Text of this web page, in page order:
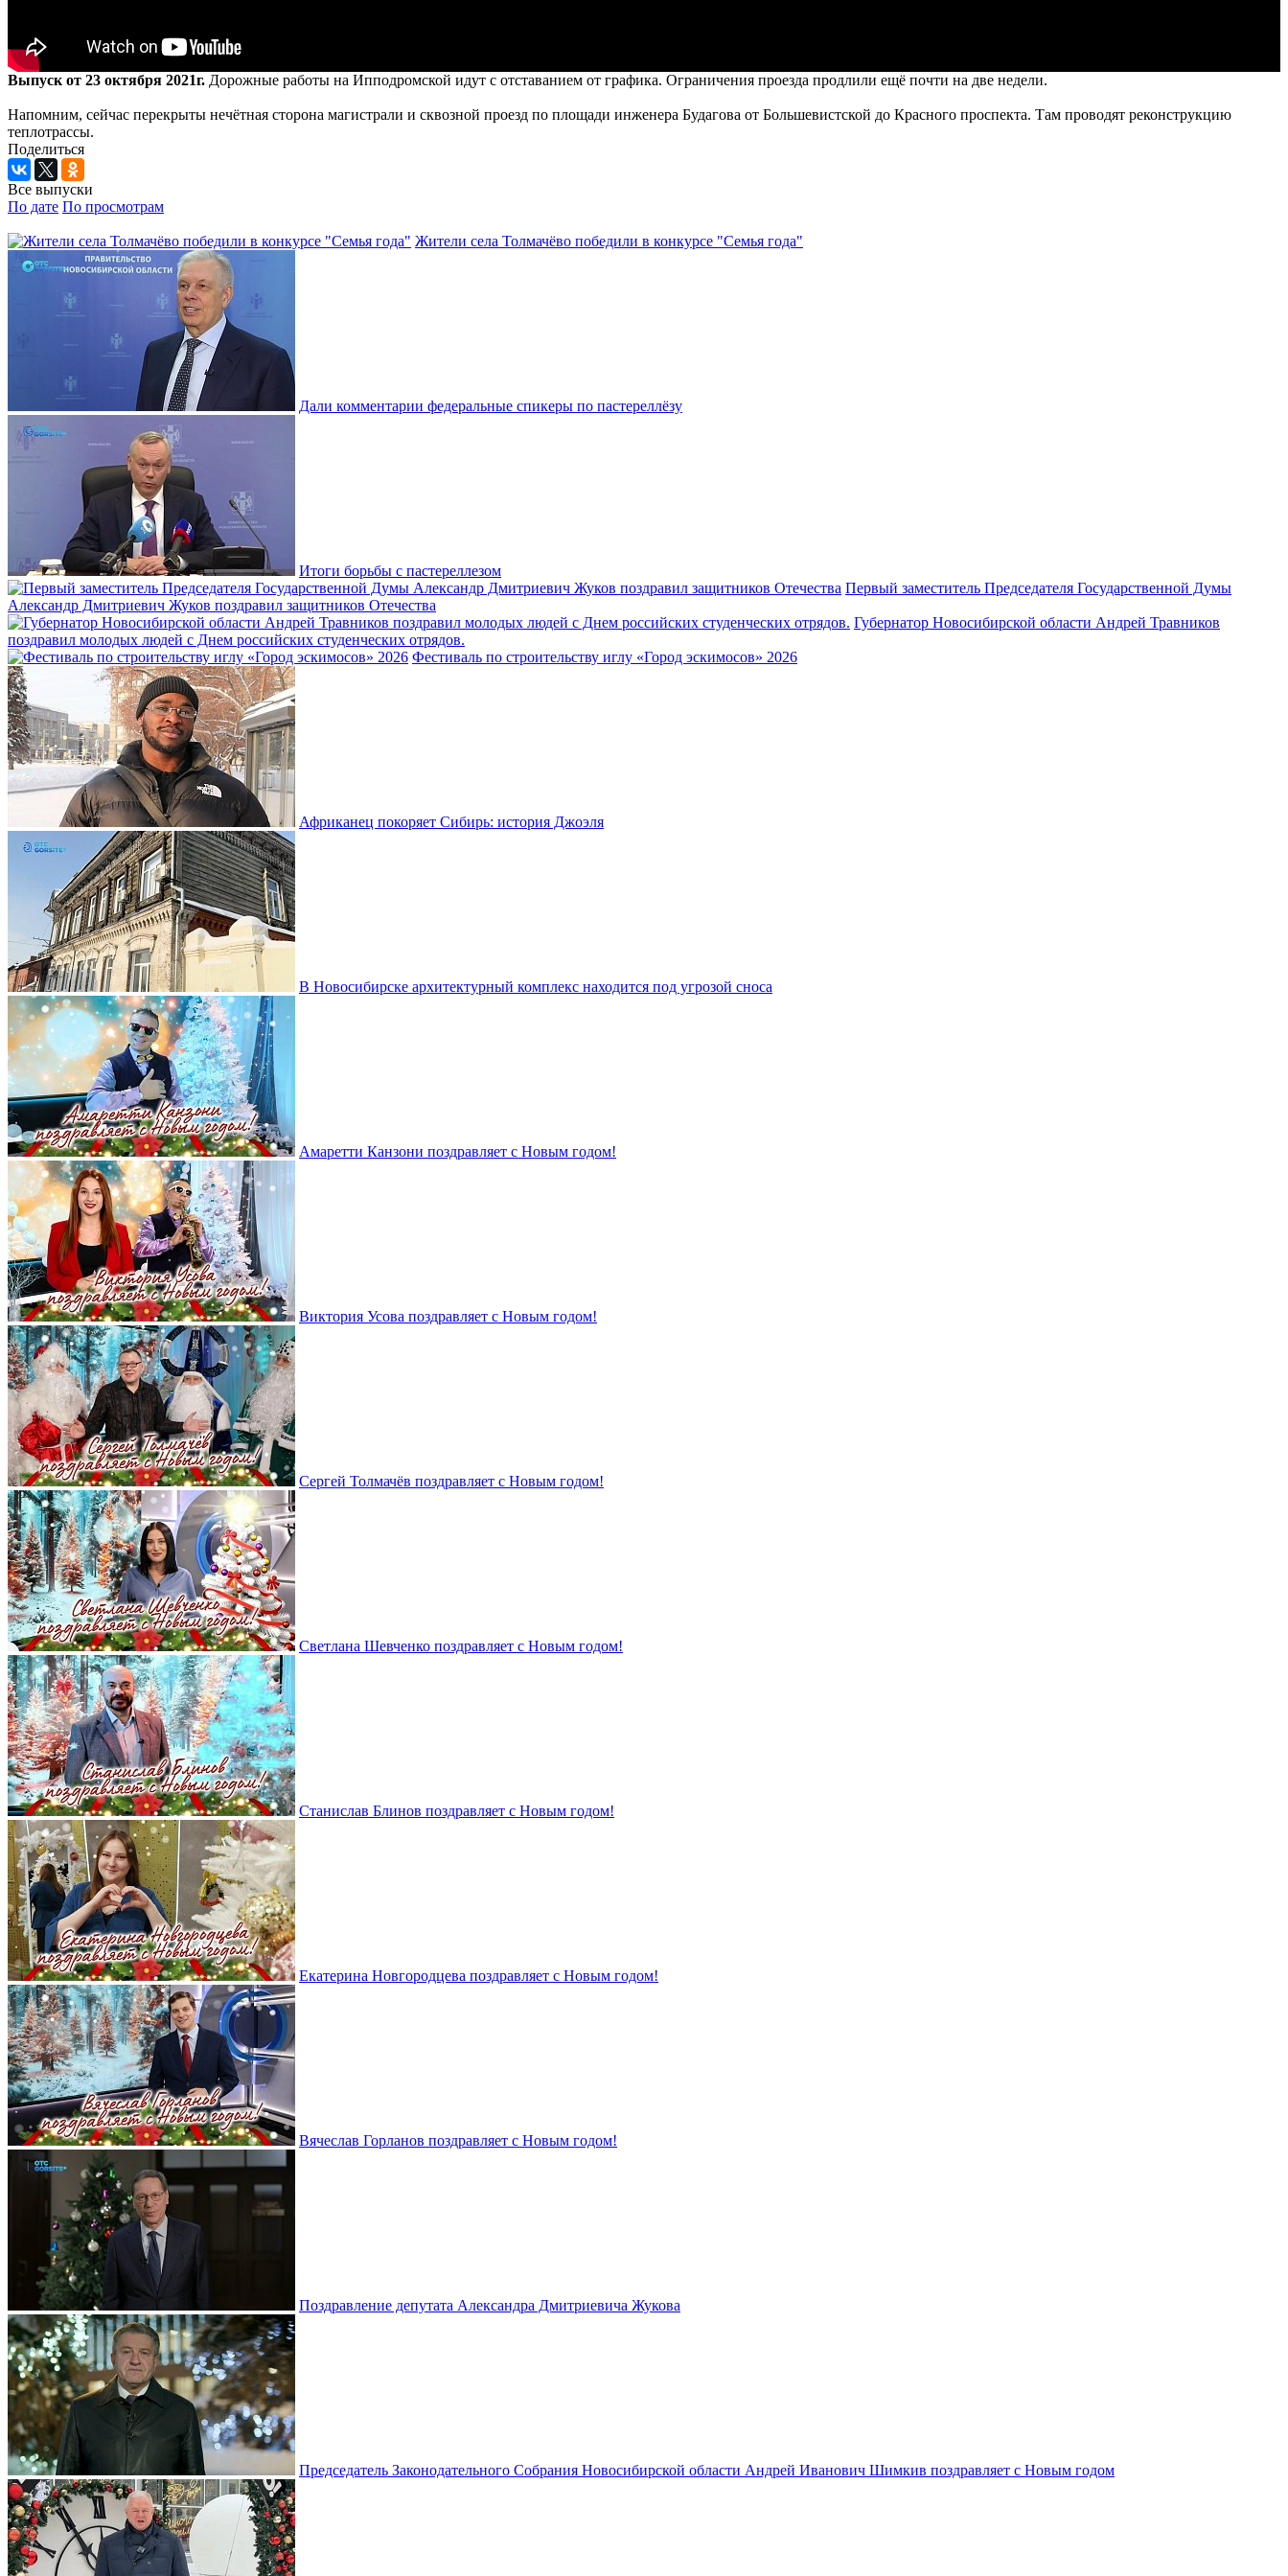
Выпуск от 23 октября 2021г. Дорожные работы на Ипподромской идут с отставанием от графика. Ограничения проезда продлили ещё почти на две недели.
Напомним, сейчас перекрыты нечётная сторона магистрали и сквозной проезд по площади инженера Будагова от Большевистской до Красного проспекта. Там проводят реконструкцию
теплотрассы.
Поделиться
Все выпуски
По дате По просмотрам
Жители села Толмачёво победили в конкурсе "Семья года"
Дали комментарии федеральные спикеры по пастереллёзу
Итоги борьбы с пастереллезом
Первый заместитель Председателя Государственной Думы
Александр Дмитриевич Жуков поздравил защитников Отечества
Губернатор Новосибирской области Андрей Травников
поздравил молодых людей с Днем российских студенческих отрядов.
Фестиваль по строительству иглу «Город эскимосов» 2026
Африканец покоряет Сибирь: история Джоэля
В Новосибирске архитектурный комплекс находится под угрозой сноса
Амаретти Канзони поздравляет с Новым годом!
Виктория Усова поздравляет с Новым годом!
Сергей Толмачёв поздравляет с Новым годом!
Светлана Шевченко поздравляет с Новым годом!
Станислав Блинов поздравляет с Новым годом!
Екатерина Новгородцева поздравляет с Новым годом!
Вячеслав Горланов поздравляет с Новым годом!
Поздравление депутата Александра Дмитриевича Жукова
Председатель Законодательного Собрания Новосибирской области Андрей Иванович Шимкив поздравляет с Новым годом